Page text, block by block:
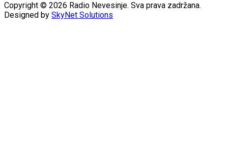
Copyright © 2026 Radio Nevesinje. Sva prava zadržana.
Designed by SkyNet Solutions